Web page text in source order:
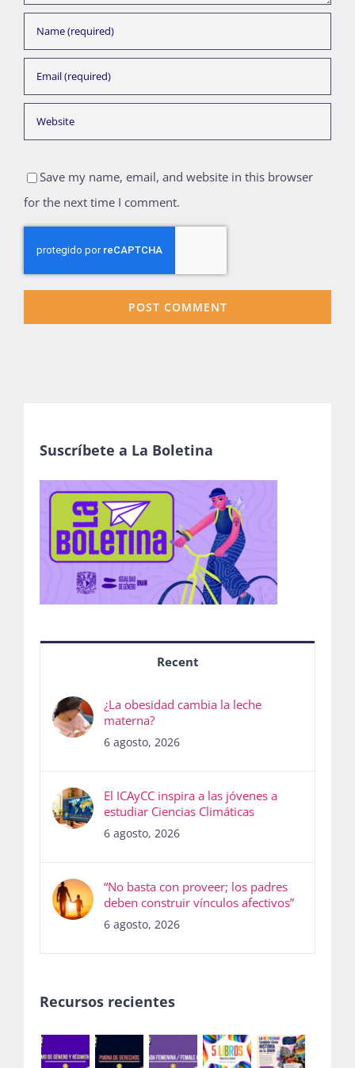
Save my name, email, and website in this browser
for the next time I comment.
Suscríbete a La Boletina
Recent
¿La obesidad cambia la leche
materna?
6 agosto, 2026
El ICAyCC inspira a las jóvenes a
estudiar Ciencias Climáticas
6 agosto, 2026
“No basta con proveer; los padres
deben construir vínculos afectivos”
6 agosto, 2026
Recursos recientes